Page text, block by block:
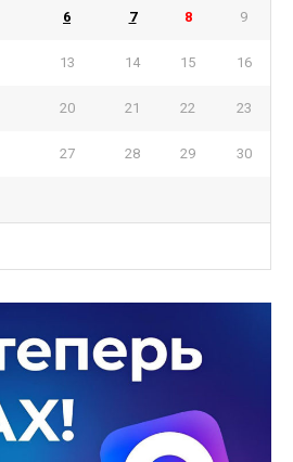
6 7 8 9
13 14 15 16
20 21 22 23
27 28 29 30